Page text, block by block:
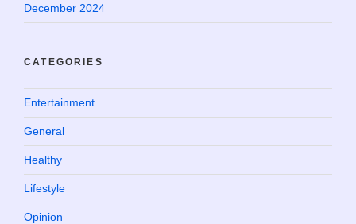
December 2024
CATEGORIES
Entertainment
General
Healthy
Lifestyle
Opinion